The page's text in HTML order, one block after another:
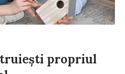
propriul